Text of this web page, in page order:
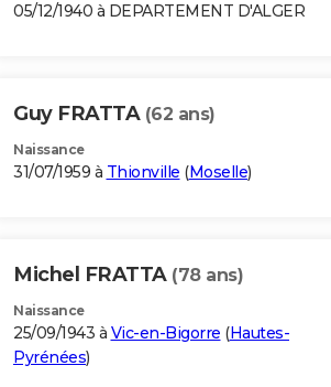
05/12/1940 à DEPARTEMENT D'ALGER
Guy FRATTA (62 ans)
Naissance
31/07/1959 à Thionville (Moselle)
Michel FRATTA (78 ans)
Naissance
25/09/1943 à Vic-en-Bigorre (Hautes-
Pyrénées)